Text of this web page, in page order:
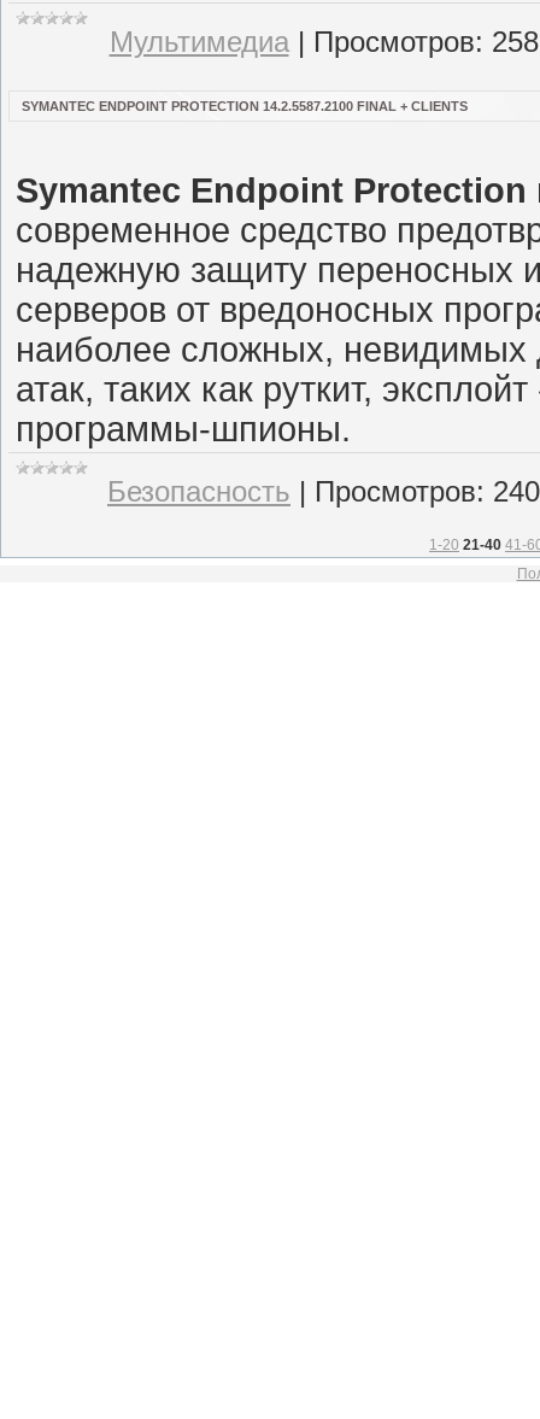
Мультимедиа| Просмотров: 258
SYMANTEC ENDPOINT PROTECTION 14.2.5587.2100 FINAL + CLIENTS
Symantec Endpoint Protection
современное средство
надежную защиту переносных
серверов от вредоносных
наиболее сложных, невидимых
атак, таких как руткит,
программы-шпионы.
Безопасность | Просмотров: 240
1-20 21-40 41-